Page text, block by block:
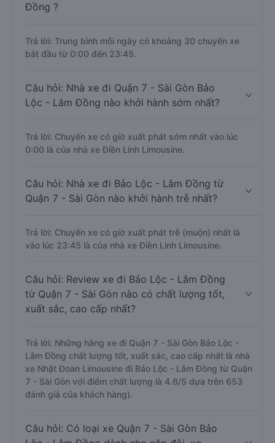
Đồng ?
Trả lời: Trung bình mỗi ngày có khoảng 30 chuyến xe
bắt đầu từ 0:00 đến 23:45.
Câu hỏi: Nhà xe đi Quận 7 - Sài Gòn Bảo
Lộc - Lâm Đồng nào khởi hành sớm nhất?
Trả lời: Chuyến xe có giờ xuất phát sớm nhất vào lúc
0:00 là của nhà xe Điền Linh Limousine.
Câu hỏi: Nhà xe đi Bảo Lộc - Lâm Đồng từ
Quận 7 - Sài Gòn nào khởi hành trễ nhất?
Trả lời: Chuyến xe có giờ xuất phát trễ (muộn) nhất là
vào lúc 23:45 là của nhà xe Điền Linh Limousine.
Câu hỏi: Review xe đi Bảo Lộc - Lâm Đồng
từ Quận 7 - Sài Gòn nào có chất lượng tốt,
xuất sắc, cao cấp nhất?
Trả lời: Những hãng xe đi Quận 7 - Sài Gòn Bảo Lộc -
Lâm Đồng chất lượng tốt, xuất sắc, cao cấp nhất là nhà
xe Nhật Đoan Limousine đi Bảo Lộc - Lâm Đồng từ Quận
7 - Sài Gòn với điểm chất lượng là 4.6/5 dựa trên 653
đánh giá của khách hàng).
Câu hỏi: Có loại xe Quận 7 - Sài Gòn Bảo